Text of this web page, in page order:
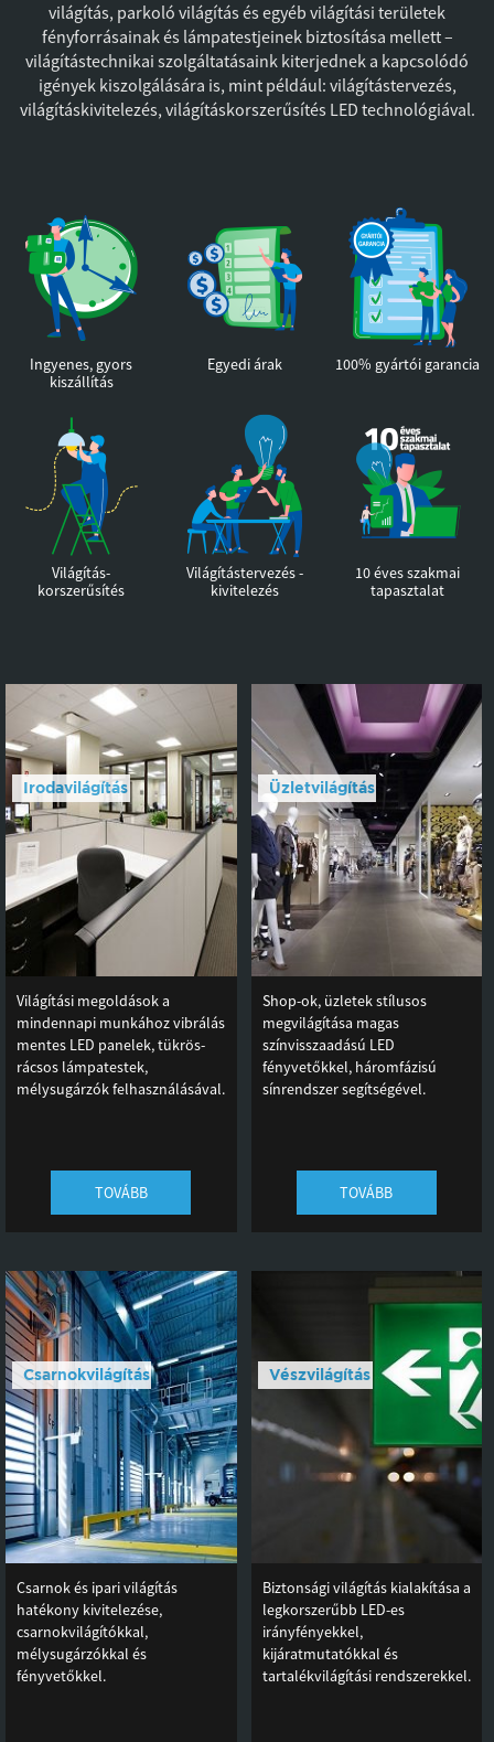
világítás, parkoló világítás és egyéb világítási területek
fényforrásainak és lámpatestjeinek biztosítása mellett –
világítástechnikai szolgáltatásaink kiterjednek a kapcsolódó
igények kiszolgálására is, mint például: világítástervezés,
világításkivitelezés, világításkorszerűsítés LED technológiával.
Ingyenes, gyors
kiszállítás
Egyedi árak 100% gyártói garancia
Világítás-
korszerűsítés
Világítástervezés -
kivitelezés
10 éves szakmai
tapasztalat
Irodavilágítás
Világítási megoldások a
mindennapi munkához vibrálás
mentes LED panelek, tükrös-
rácsos lámpatestek,
mélysugárzók felhasználásával.
TOVÁBB
Üzletvilágítás
Shop-ok, üzletek stílusos
megvilágítása magas
színvisszaadású LED
fényvetőkkel, háromfázisú
sínrendszer segítségével.
TOVÁBB
Csarnokvilágítás
Csarnok és ipari világítás
hatékony kivitelezése,
csarnokvilágítókkal,
mélysugárzókkal és
fényvetőkkel.
Vészvilágítás
Biztonsági világítás kialakítása a
legkorszerűbb LED-es
irányfényekkel,
kijáratmutatókkal és
tartalékvilágítási rendszerekkel.